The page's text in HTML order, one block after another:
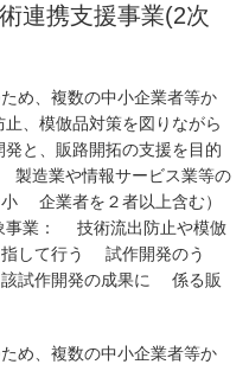
連携支援事業(2次
め、複数の中小企業者等か
、模倣品対策を図りながら
と、販路開拓の支援を目的
造業や情報サービス業等の
企業者を２者以上含む）
事業： 技術流出防止や模倣
指して行う 試作開発のう
該試作開発の成果に 係る販
め、複数の中小企業者等か